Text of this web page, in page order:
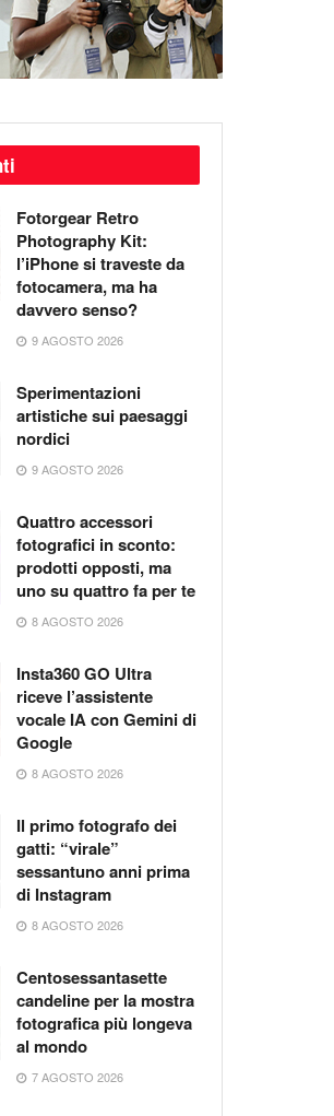
Fotorgear Retro
Photography Kit:
l’iPhone si traveste da
fotocamera, ma ha
davvero senso?
9 AGOSTO 2026
Sperimentazioni
artistiche sui paesaggi
nordici
9 AGOSTO 2026
Quattro accessori
fotografici in sconto:
prodotti opposti, ma
uno su quattro fa per te
8 AGOSTO 2026
Insta360 GO Ultra
riceve l’assistente
vocale IA con Gemini di
Google
8 AGOSTO 2026
Il primo fotografo dei
gatti: “virale”
sessantuno anni prima
di Instagram
8 AGOSTO 2026
Centosessantasette
candeline per la mostra
fotografica più longeva
al mondo
7 AGOSTO 2026